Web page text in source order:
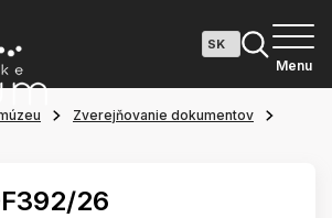
Menu
Zverejňovanie dokumentov
26